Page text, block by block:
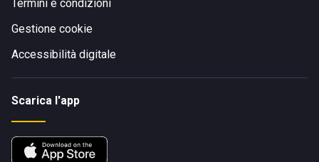
Termini e condizioni
Gestione cookie
Accessibilità digitale
Scarica l'app